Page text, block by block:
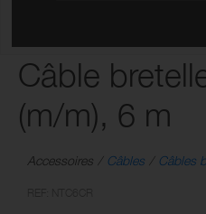
Câble
(m/m), 6 m
Accessoires Câbles Câbles